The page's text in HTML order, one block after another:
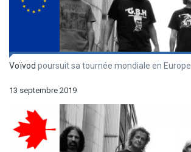
Voïvod poursuit sa tournée mondiale en Europe
13 septembre 2019